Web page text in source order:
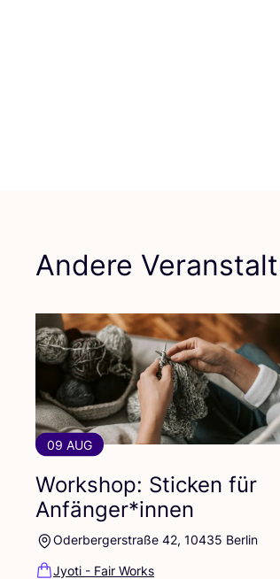
Andere
09 AUG
Workshop: Sticken für
Anfänger*innen
Oderbergerstraße 42, 10435 Berlin
Jyoti - Fair Works